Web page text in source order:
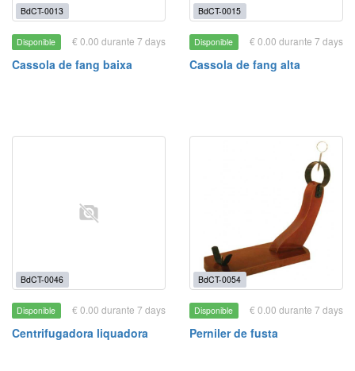
BdCT-0013
Disponible € 0.00 durante 7 days
Cassola de fang baixa
BdCT-0015
Disponible € 0.00 durante 7 days
Cassola de fang alta
BdCT-0046
Disponible € 0.00 durante 7 days
Centrifugadora liquadora
BdCT-0054
Disponible € 0.00 durante 7 days
Perniler de fusta